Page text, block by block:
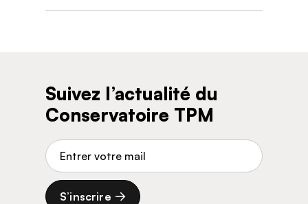
Suivez l’actualité du
Conservatoire TPM
Adresse de courriel
S’inscrire